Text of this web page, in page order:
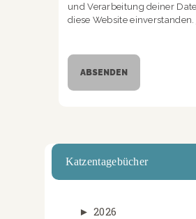
und Verarbeitung deiner
diese Website einverstanden.
Katzentagebücher
► 2026